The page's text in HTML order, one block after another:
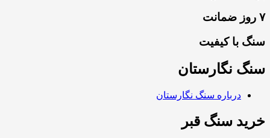
۷ روز ضمانت
سنگ با کیفیت
سنگ نگارستان
درباره سنگ نگارستان
خرید سنگ قبر